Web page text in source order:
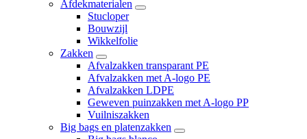
Afdekmaterialen
Stucloper
Bouwzijl
Wikkelfolie
Zakken
Afvalzakken transparant PE
Afvalzakken met A-logo PE
Afvalzakken LDPE
Geweven puinzakken met A-logo PP
Vuilniszakken
Big bags en platenzakken